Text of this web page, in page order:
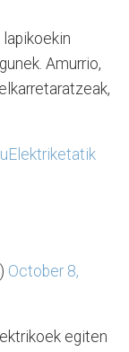
Amurrio,
October 8,
egiten